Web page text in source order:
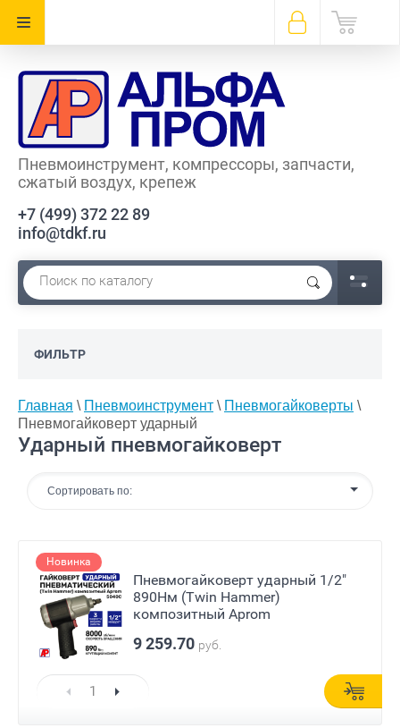
Пневмоинструмент, компрессоры, запчасти,
сжатый воздух, крепеж
+7 (499) 372 22 89
info@tdkf.ru
ФИЛЬТР
Главная \ Пневмоинструмент \ Пневмогайковерты \
Пневмогайковерт ударный
Ударный пневмогайковерт
Сортировать по:
Новинка
Пневмогайковерт ударный 1/2"
890Нм (Twin Hammer)
композитный Aprom
9 259.70 руб.